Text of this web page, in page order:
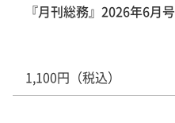
『月刊総務』2026年6月号
1,100円（税込）